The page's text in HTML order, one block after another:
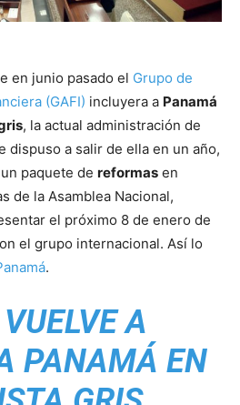
en junio pasado el Grupo de
(GAFI) incluyera a Panamá
, la actual administración de
dispuso a salir de ella en un año,
paquete de reformas en
de la Asamblea Nacional,
el próximo 8 de enero de
el grupo internacional. Así lo
.
A
PANAMÁ EN